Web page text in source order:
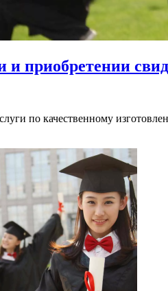
и приобретении
по качественному